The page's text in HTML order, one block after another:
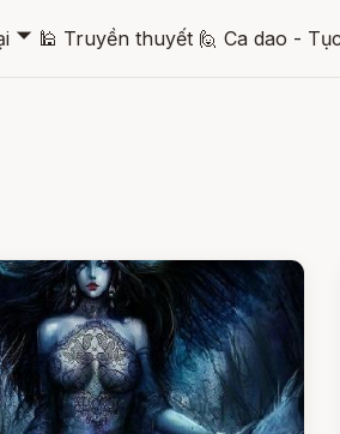
🞃 🕌 Truyền thuyết 🙋 Ca dao -